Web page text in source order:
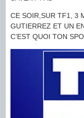
CE SOIR,SUR TF1, 3
GUTIERREZ ET UN
C’EST QUOI TON